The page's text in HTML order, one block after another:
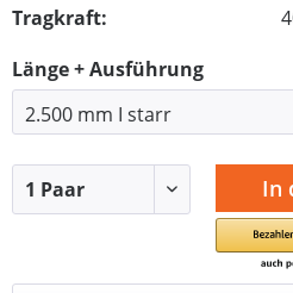
Tragkraft:
Länge + Ausführung
In